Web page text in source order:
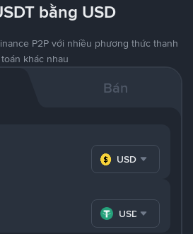
bằng USD
P2P với nhiều phương thức thanh
toán khác nhau
Bán
USD
USDT